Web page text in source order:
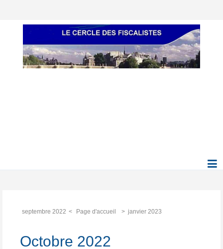
septembre 2022 Page d'accueil janvier 2023
Octobre 2022